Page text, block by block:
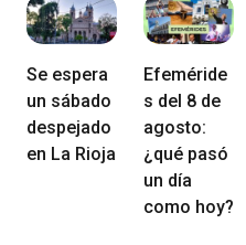
Se espera
un sábado
despejado
en La Rioja
Efeméride
s del 8 de
agosto:
¿qué pasó
un día
como hoy?